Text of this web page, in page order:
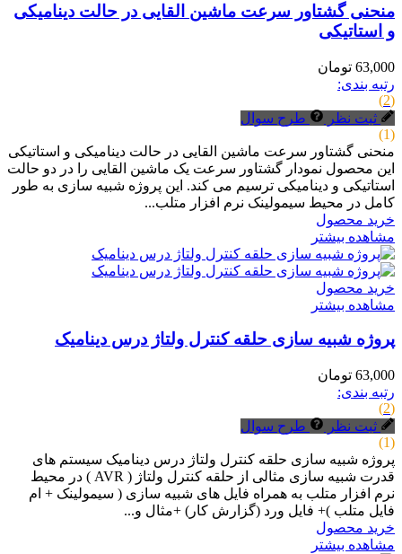
منحنی گشتاور سرعت ماشین القایی در حالت دینامیکی
و استاتیکی
63,000 تومان
رتبه بندی:
(2)
ثبت نظر
طرح سوال
(1)
منحنی گشتاور سرعت ماشین القایی در حالت دینامیکی و استاتیکی
این محصول نمودار گشتاور سرعت یک ماشین القایی را در دو حالت
استاتیکی و دینامیکی ترسیم می کند. این پروژه شبیه سازی به طور
کامل در محیط سیمولینک نرم افزار متلب...
خرید محصول
مشاهده بیشتر
خرید محصول
مشاهده بیشتر
پروژه شبیه سازی حلقه کنترل ولتاژ درس دینامیک
63,000 تومان
رتبه بندی:
(2)
ثبت نظر
طرح سوال
(1)
پروژه شبیه سازی حلقه کنترل ولتاژ درس دینامیک سیستم های
قدرت شبیه سازی مثالی از حلقه کنترل ولتاژ ( AVR ) در محیط
نرم افزار متلب به همراه فایل های شبیه سازی ( سیمولینک + ام
فایل متلب )+ فایل ورد (گزارش کار) +مثال و...
خرید محصول
مشاهده بیشتر